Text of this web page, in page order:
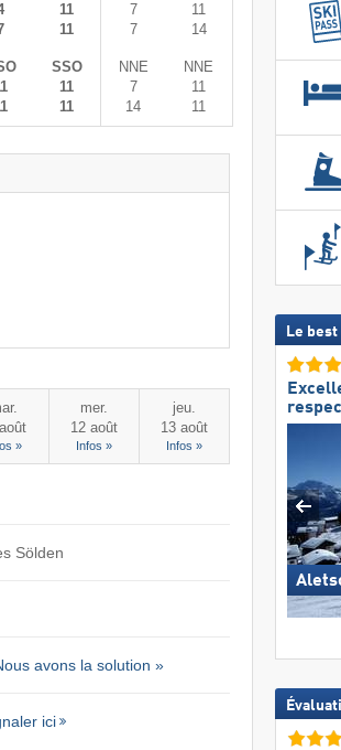
11
11
7
7
11
14
SSO
11
11
NNE
7
14
NNE
11
11
»
mer.
12 août
Infos »
jeu.
13 août
Infos »
Sölden
avons la solution »
ici
Le